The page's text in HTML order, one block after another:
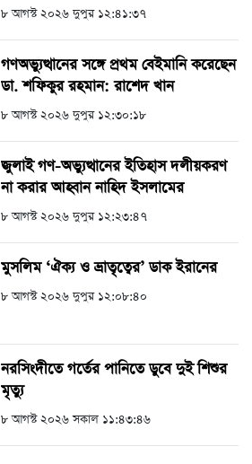
৮ আগস্ট ২০২৬ দুপুর ১২:৪১:৩৭
গণঅভ্যুত্থানের সঙ্গে প্রথম বেইমানি করেছেন
ডা. শফিকুর রহমান: রাশেদ খান
৮ আগস্ট ২০২৬ দুপুর ১২:৩০:১৮
জুলাই গণ-অভ্যুত্থানের ইতিহাস দলীয়করণ
না করার আহ্বান নাহিদ ইসলামের
৮ আগস্ট ২০২৬ দুপুর ১২:২৩:৪৭
মুসলিম ‘ঐক্য ও ভ্রাতৃত্বের’ ডাক ইরানের
৮ আগস্ট ২০২৬ দুপুর ১২:০৮:৪০
নরসিংদীতে গর্তের পানিতে ডুবে দুই শিশুর
মৃত্যু
৮ আগস্ট ২০২৬ সকাল ১১:৪৩:৪৬